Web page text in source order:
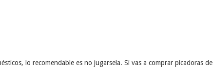
lo recomendable es no jugarsela. Si vas a comprar picadoras de